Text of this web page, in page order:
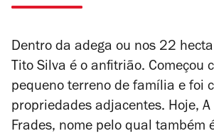
Dentro da adega ou nos 22
Tito Silva é o anfitrião. Começou
pequeno terreno de família e foi
propriedades adjacentes. Hoje, A
Frades, nome pelo qual também